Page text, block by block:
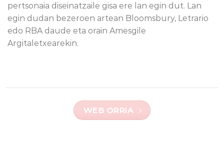
pertsonaia diseinatzaile gisa ere lan egin dut. Lan
egin dudan bezeroen artean Bloomsbury, Letrario
edo RBA daude eta orain Amesgile
Argitaletxearekin.
WEB ORRIA